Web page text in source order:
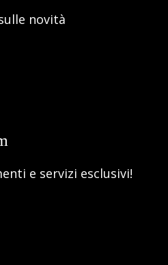
novità
e servizi esclusivi!